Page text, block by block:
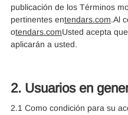
publicación de los Términos
pertinentes entendars.com.Al
otendars.comUsted acepta
aplicarán a usted.
2. Usuarios en
2.1 Como condición para su